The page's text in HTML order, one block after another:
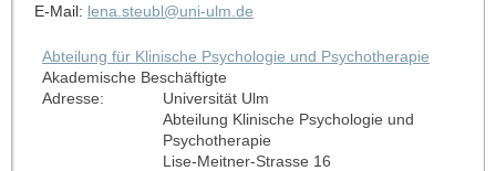
E-Mail: lena.steubl@uni-ulm.de
Abteilung für Klinische Psychologie und Psychotherapie
Akademische Beschäftigte
Adresse:
Universität Ulm
Abteilung Klinische Psychologie und
Psychotherapie
Lise-Meitner-Strasse 16